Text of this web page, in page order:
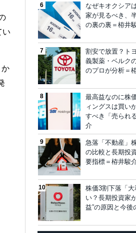
い
か
なぜキオクシア
家が見るべき、
の裏の裏＝栫井
割安で放置？ト
義製薬・ベルク
のプロが分析＝
最高益なのに株
ィングスは買い
すべき「売られ
介
急落「不動産」
の比較と長期投
要指標＝栫井駿
株価3割下落「
い？長期投資家
益”の原因と今後